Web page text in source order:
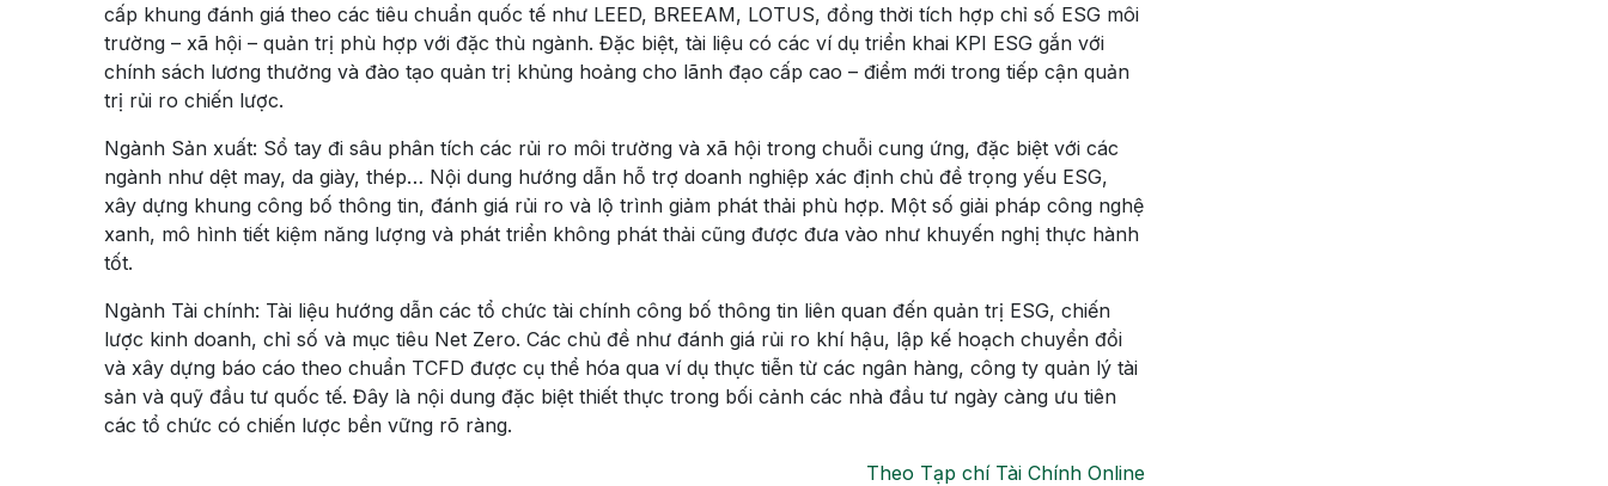
cấp khung đánh giá theo các tiêu chuẩn quốc tế như LEED, BREEAM, LOTUS, đồng thời tích hợp chỉ số ESG môi
trường – xã hội – quản trị phù hợp với đặc thù ngành. Đặc biệt, tài liệu có các ví dụ triển khai KPI ESG gắn với
chính sách lương thưởng và đào tạo quản trị khủng hoảng cho lãnh đạo cấp cao – điểm mới trong tiếp cận quản
trị rủi ro chiến lược.
Ngành Sản xuất: Sổ tay đi sâu phân tích các rủi ro môi trường và xã hội trong chuỗi cung ứng, đặc biệt với các
ngành như dệt may, da giày, thép… Nội dung hướng dẫn hỗ trợ doanh nghiệp xác định chủ đề trọng yếu ESG,
xây dựng khung công bố thông tin, đánh giá rủi ro và lộ trình giảm phát thải phù hợp. Một số giải pháp công nghệ
xanh, mô hình tiết kiệm năng lượng và phát triển không phát thải cũng được đưa vào như khuyến nghị thực hành
tốt.
Ngành Tài chính: Tài liệu hướng dẫn các tổ chức tài chính công bố thông tin liên quan đến quản trị ESG, chiến
lược kinh doanh, chỉ số và mục tiêu Net Zero. Các chủ đề như đánh giá rủi ro khí hậu, lập kế hoạch chuyển đổi
và xây dựng báo cáo theo chuẩn TCFD được cụ thể hóa qua ví dụ thực tiễn từ các ngân hàng, công ty quản lý tài
sản và quỹ đầu tư quốc tế. Đây là nội dung đặc biệt thiết thực trong bối cảnh các nhà đầu tư ngày càng ưu tiên
các tổ chức có chiến lược bền vững rõ ràng.
Theo Tạp chí Tài Chính Online